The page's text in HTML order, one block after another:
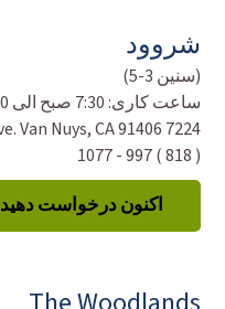
شروود
(سنین 3-5)
ساعت کاری: 7:30 صبح الی 15:30; 7:30 صبح الی 17:30
7224 Woodley Ave. Van Nuys, CA 91406
( 818 ) 997 - 1077
اکنون درخواست دهید